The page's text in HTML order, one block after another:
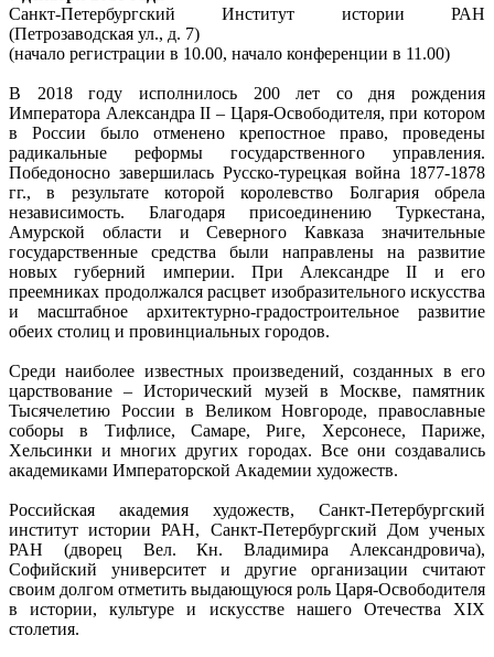
Санкт-Петербургский Институт истории РАН
(Петрозаводская ул., д. 7)
(начало регистрации в 10.00, начало конференции в 11.00)
В 2018 году исполнилось 200 лет со дня рождения
Императора Александра II – Царя-Освободителя, при котором
в России было отменено крепостное право, проведены
радикальные реформы государственного управления.
Победоносно завершилась Русско-турецкая война 1877-1878
гг., в результате которой королевство Болгария обрела
независимость. Благодаря присоединению Туркестана,
Амурской области и Северного Кавказа значительные
государственные средства были направлены на развитие
новых губерний империи. При Александре II и его
преемниках продолжался расцвет изобразительного искусства
и масштабное архитектурно-градостроительное развитие
обеих столиц и провинциальных городов.
Среди наиболее известных произведений, созданных в его
царствование – Исторический музей в Москве, памятник
Тысячелетию России в Великом Новгороде, православные
соборы в Тифлисе, Самаре, Риге, Херсонесе, Париже,
Хельсинки и многих других городах. Все они создавались
академиками Императорской Академии художеств.
Российская академия художеств, Санкт-Петербургский
институт истории РАН, Санкт-Петербургский Дом ученых
РАН (дворец Вел. Кн. Владимира Александровича),
Софийский университет и другие организации считают
своим долгом отметить выдающуюся роль Царя-Освободителя
в истории, культуре и искусстве нашего Отечества XIX
столетия.